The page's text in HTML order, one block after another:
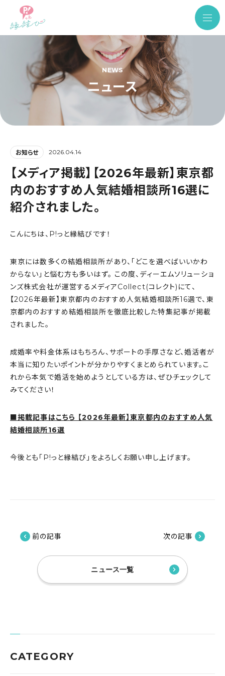
NEWS
ニュース
お知らせ 2026.04.14
【メディア掲載】【2026年最新】東京都
内のおすすめ人気結婚相談所16選に
紹介されました。
こんにちは、P!っと縁結びです！
東京には数多くの結婚相談所があり、「どこを選べばいいかわ
からない」と悩む方も多いはず。 この度、ディーエムソリューショ
ンズ株式会社が運営するメディアCollect(コレクト)にて、
【2026年最新】東京都内のおすすめ人気結婚相談所16選で、東
京都内のおすすめ結婚相談所を徹底比較した特集記事が掲載
されました。
成婚率や料金体系はもちろん、サポートの手厚さなど、婚活者が
本当に知りたいポイントが分かりやすくまとめられています。こ
れから本気で婚活を始めようとしている方は、ぜひチェックして
みてください！
■掲載記事はこちら 【2026年最新】東京都内のおすすめ人気
結婚相談所16選
今後とも「P!っと縁結び」をよろしくお願い申し上げます。
前の記事
ニュース一覧
次の記事
CATEGORY